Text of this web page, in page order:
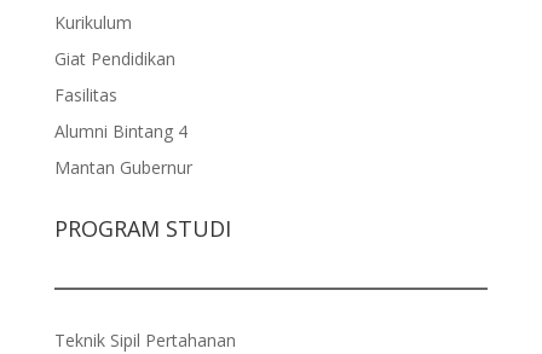
Kurikulum
Giat Pendidikan
Fasilitas
Alumni Bintang 4
Mantan Gubernur
PROGRAM STUDI
Teknik Sipil Pertahanan